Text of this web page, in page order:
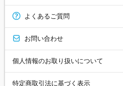
よくあるご質問
お問い合わせ
個人情報のお取り扱いについて
特定商取引法に基づく表示